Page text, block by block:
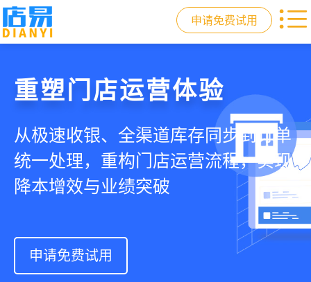
申请免费试用
门店收银，就用店易
智慧收银+商品库存+会员增长+小程序
商城，一套系统解决开店管店及业绩
增长难题
申请免费试用
重塑门店运营体验
从极速收银、全渠道库存同步到订单
统一处理，重构门店运营流程，实现
降本增效与业绩突破
申请免费试用
驱动私域会员增长
从支付即会员、精准营销到优惠券互
通，驱动私域流量沉淀和会员复购，
提升忠诚度和营销效果
申请免费试用
快速拓展生意边界
借助小程序商城、线上引流到线下售
后，打通全域销售渠道，拓展生意边
界，提升顾客体验
申请免费试用